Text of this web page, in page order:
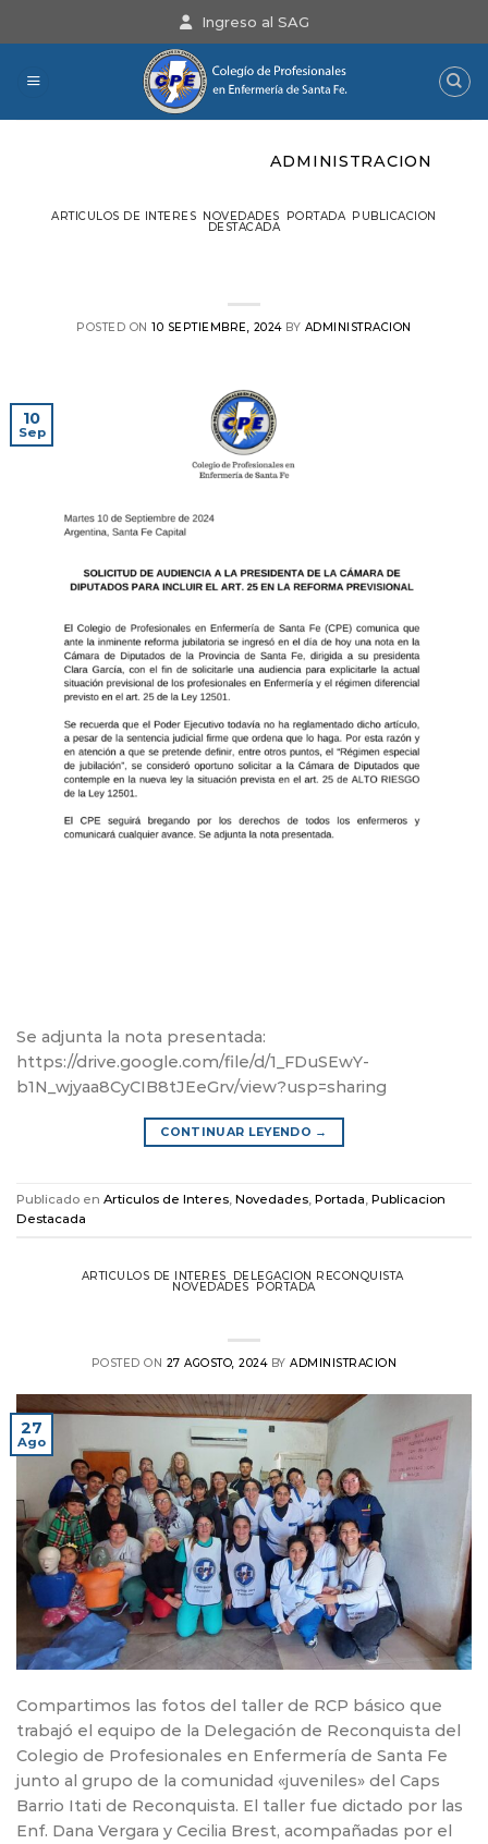
Ingreso al SAG
ADMINISTRACION
ARTICULOS DE INTERES NOVEDADES PORTADA PUBLICACION
DESTACADA
POSTED ON10 SEPTIEMBRE, 2024 BY ADMINISTRACION
10
Sep
Se adjunta la nota presentada:
https://drive.google.com/file/d/1_FDuSEwY-
b1N_wjyaa8CyCIB8tJEeGrv/view?usp=sharing
CONTINUAR LEYENDO →
Publicado en Articulos de Interes, Novedades, Portada, Publicacion
Destacada
ARTICULOS DE INTERES DELEGACION RECONQUISTA,
NOVEDADES PORTADA
POSTED ON 27 AGOSTO, 2024 BYADMINISTRACION
27
Ago
Compartimos las fotos del taller de RCP básico que
trabajó el equipo de la Delegación de Reconquista del
Colegio de Profesionales en Enfermería de Santa Fe
junto al grupo de la comunidad «juveniles» del Caps
Barrio Itati de Reconquista. El taller fue dictado por las
Enf. Dana Vergara y Cecilia Brest, acompañadas por el